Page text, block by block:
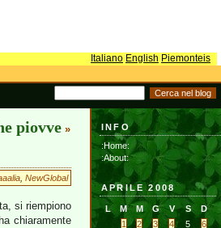
Italiano English Piemonteis
piovve »
NewGlobal
si riempiono
chiaramente
INFO
:Home:
:About:
APRILE 2008
L M M G V S
D
1
2 3 4 5
6